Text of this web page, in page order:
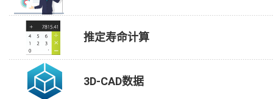
推定寿命计算
3D-CAD数据